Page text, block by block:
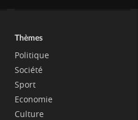
Thèmes
Politique
Société
Sport
Economie
Culture